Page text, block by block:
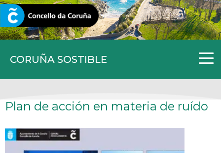
CORUÑA SOSTIBLE
CORUNA.GAL
Plan de acción en materia de ruído